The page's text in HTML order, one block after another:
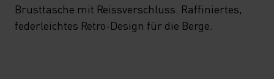
Brusttasche mit Reissverschluss. Raffiniertes,
federleichtes Retro-Design für die Berge.